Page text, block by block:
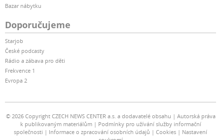
Bazar nábytku
Doporučujeme
Starjob
České podcasty
Rádio a zábava pro děti
Frekvence 1
Evropa 2
© 2026 Copyright CZECH NEWS CENTER a.s. a dodavatelé obsahu
Autorská práva
k publikovaným materiálům
Podmínky pro užívání služby informační
společnosti
Informace o zpracování osobních údajů Cookies
Nastavení